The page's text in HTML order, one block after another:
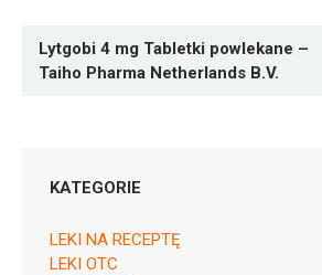
Lytgobi 4 mg Tabletki powlekane –
Taiho Pharma Netherlands B.V.
KATEGORIE
LEKI NA RECEPTĘ
LEKI OTC